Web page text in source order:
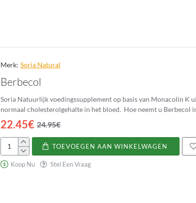
Merk: Soria Natural
Berbecol
Soria Natuurlijk voedingssupplement op basis van Monacolin K
22.45€ 24.95€
Berbecol
TOEVOEGEN AAN WINKELWAGEN
Koop Nu Stel Een Vraag